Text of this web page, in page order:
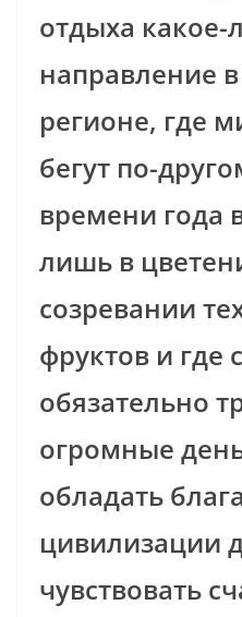
отдыха какое-
направление
регионе, где
бегут по-
времени года
лишь в
созревании
фруктов и где
обязательно
огромные
обладать
цивилизации
чувствовать